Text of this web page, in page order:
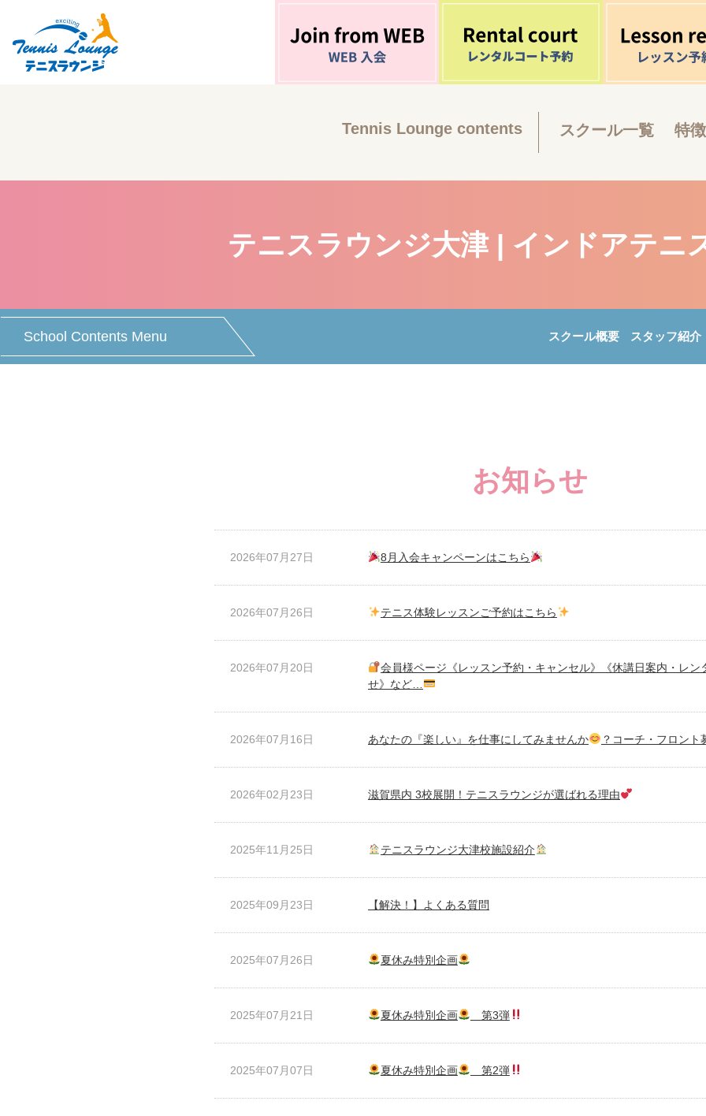
Tennis Lounge contents スクール一覧 特徴
テニスラウンジ大津 | インドアテニ
School Contents Menu スクール概要 スタッフ紹介
お知らせ
2026年07月27日 8月入会キャンペーンはこちら
2026年07月26日 テニス体験レッスンご予約はこちら
2026年07月20日
会員様ページ《レッスン予約・キャンセル》《休講日案内・レン
せ》など…
2026年07月16日 あなたの『楽しい』を仕事にしてみませんか ？コーチ・フロント
2026年02月23日 滋賀県内 3校展開！テニスラウンジが選ばれる理由
2025年11月25日 テニスラウンジ大津校施設紹介
2025年09月23日 【解決！】よくある質問
2025年07月26日 夏休み特別企画
2025年07月21日 夏休み特別企画 第3弾
2025年07月07日 夏休み特別企画 第2弾